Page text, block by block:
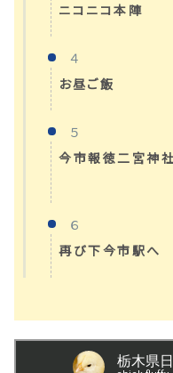
ニコニコ本陣
４
お昼ご飯
５
今市報徳二宮神社
６
再び下今市駅へ